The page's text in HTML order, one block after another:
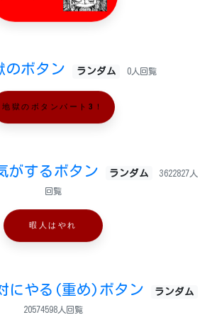
のボタン ランダム 0人回覧
地獄のボタンパート3！
がするボタン ランダム 3622827人
回覧
暇人はやれ
にやる(重め)ボタン ランダム
20574598人回覧